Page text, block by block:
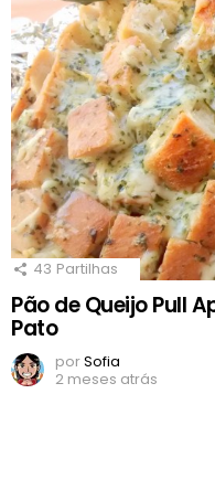
43 Partilhas
Pão de Queijo Pull
Pato
porSofia
2 meses atrás